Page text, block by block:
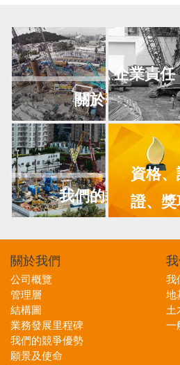
關於我們
企業責任
我們的業務
資格、
證、獎
關於我們
公司概覽
管理層
結構圖
業務發展里程碑
我們的競爭優勢
願景及使命
我
地
土
一